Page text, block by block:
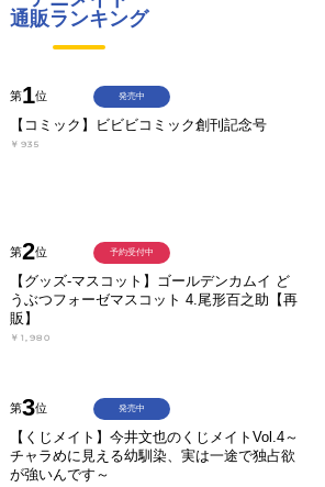
通販ランキング
第1位
【コミック】ビビビコミック創刊記念号
￥935
発売中
第2位
【グッズ-マスコット】ゴールデンカムイ ど
うぶつフォーゼマスコット 4.尾形百之助【再
販】
￥1,980
予約受付中
第3位
【くじメイト】今井文也のくじメイトVol.4～
チャラめに見える幼馴染、実は一途で独占欲
が強いんです～
発売中